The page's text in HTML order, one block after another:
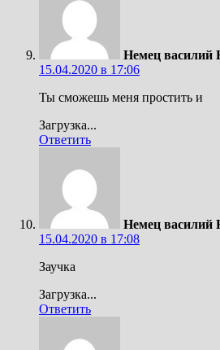
Немец василий
15.04.2020 в 17:06
Ты сможешь меня простить и
Загрузка...
Ответить
Немец василий
15.04.2020 в 17:08
Заучка
Загрузка...
Ответить